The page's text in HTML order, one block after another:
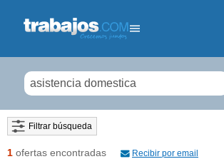
Filtrar búsqueda
1 ofertas encontradas Recibir por email